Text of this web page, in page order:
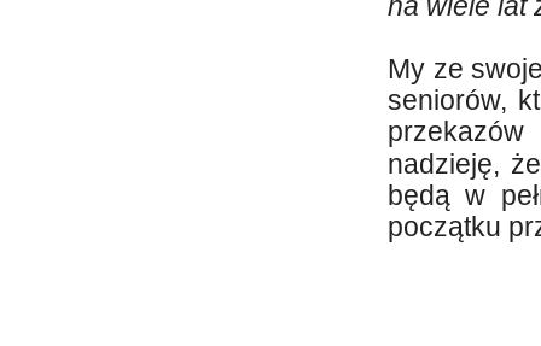
na wiele lat
My ze
seniorów,
nadzieję,
będą w
początku